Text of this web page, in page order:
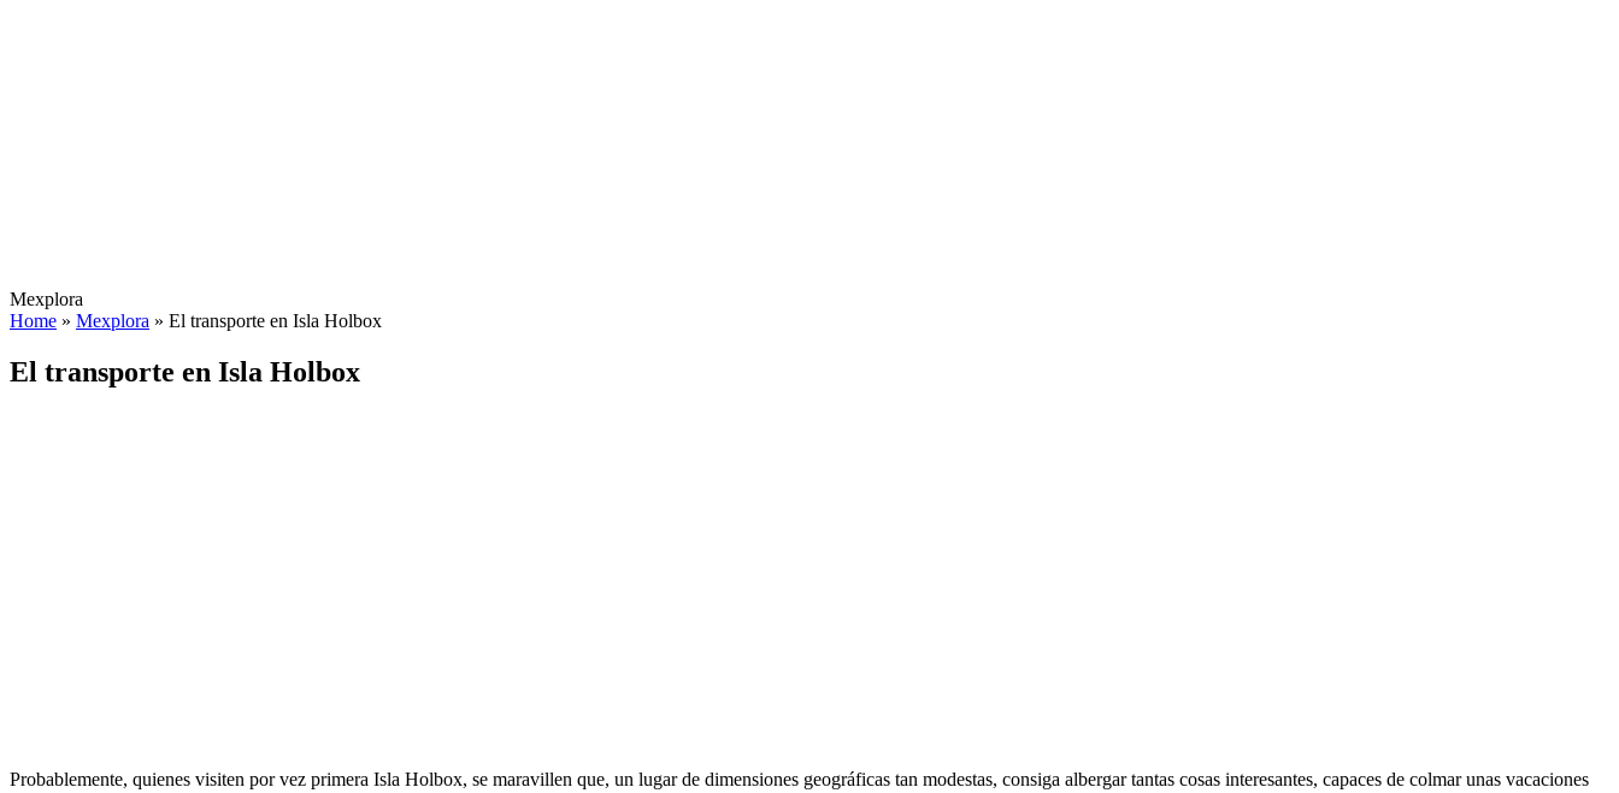
Mexplora
Home » Mexplora » El transporte en Isla Holbox
El transporte en Isla Holbox
Probablemente, quienes visiten por vez primera Isla Holbox, se maravillen que, un lugar de dimensiones geográficas tan modestas, consiga albergar tantas cosas interesantes, capaces de colmar unas vacaciones